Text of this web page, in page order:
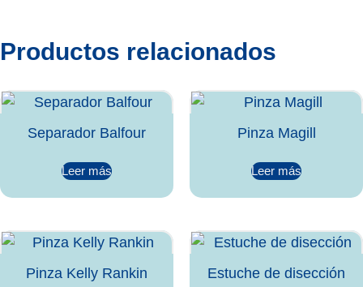
Productos relacionados
Separador Balfour
Leer más
Pinza Magill
Leer más
Pinza Kelly Rankin
Estuche de disección